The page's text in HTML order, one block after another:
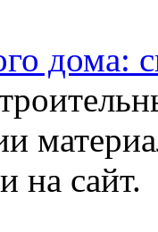
дома:
на сайт.